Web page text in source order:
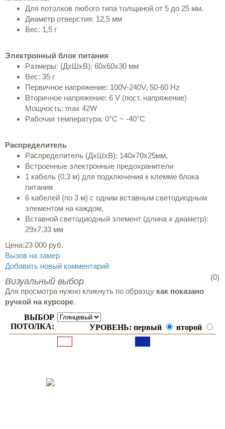
Для потолков любого типа толщиной от 5 до 25 мм.
Диаметр отверстия: 12,5 мм
Вес: 1,5 г
Электронный блок питания
Размеры: (ДхШхВ): 60х60х30 мм
Вес: 35 г
Первичное напряжение: 100V-240V, 50-60 Hz
Вторичное напряжение: 6 V (пост. напряжение)
Мощность: max 42W
Рабочая температура: 0°С ~ -40°С
Распределитель
Распределитель (ДхШхВ): 140х70х25мм,
Встроенные электронные предохранители
1 кабель (0,3 м) для подключения к клемме блока
питания
6 кабелей (по 3 м) с одним вставным светодиодным
элементом на каждом,
Вставной светодиодный элемент (длина х диаметр):
29х7,33 мм
Цена:23 000 руб.
Вызов на замер
Добавить новый комментарий
(0)
Визуальный выбор
Для просмотра нужно кликнуть по образцу как показано
ручкой на курсоре.